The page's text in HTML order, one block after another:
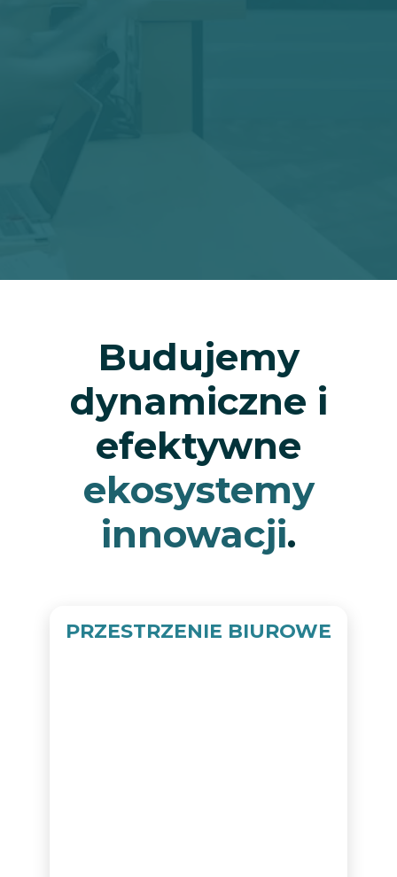
Budujemy
dynamiczne i
efektywne
ekosystemy
innowacji.
PRZESTRZENIE BIUROWE